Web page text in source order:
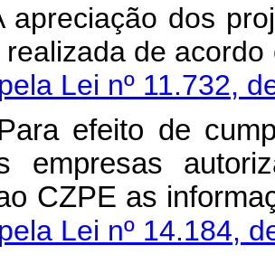
dos
de
Lei nº 11.732,
efeito de
empresas
CZPE as
Lei nº 14.184,